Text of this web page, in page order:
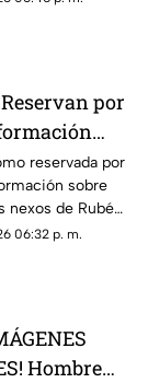
Reservan por
nexos
e
el crimen
reservada por
sobre
nexos de Rubén
Enrique Inzunza
06:32 p. m.
Hombre